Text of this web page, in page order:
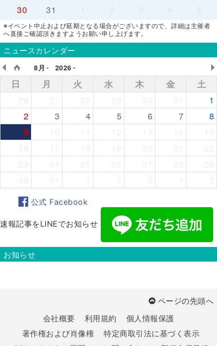
30
31 5
※イベント中止および延期となる場合がございますので、詳細は主催者
へ直接ご確認頂きますようお願い申し上げます。
ニュースカレンダー
8月
2026
日 月 火 水 木 金
土
26
1
2
3 4 5 6 7
8
9
15
16
22
23
29
30
5
公式 Facebook
速報記事をLINEでお知らせ
お知らせ
ページの先頭へ
会社概要
利用規約
個人情報保護
著作権および肖像権
特定商取引法に基づく表示